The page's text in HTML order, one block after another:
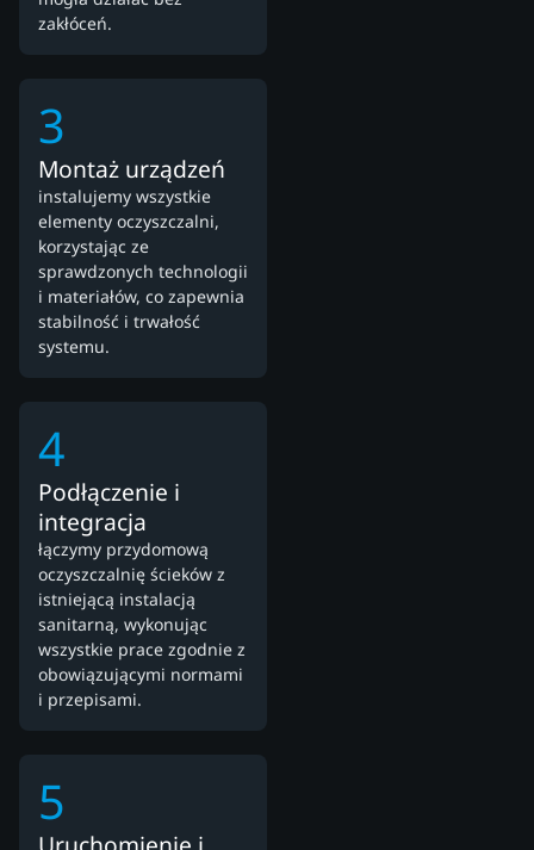
zakłóceń.
3
Montaż urządzeń
instalujemy wszystkie
elementy oczyszczalni,
korzystając ze
sprawdzonych technologii
i materiałów, co zapewnia
stabilność i trwałość
systemu.
4
Podłączenie i
integracja
łączymy przydomową
oczyszczalnię ścieków z
istniejącą instalacją
sanitarną, wykonując
wszystkie prace zgodnie z
obowiązującymi normami
i przepisami.
5